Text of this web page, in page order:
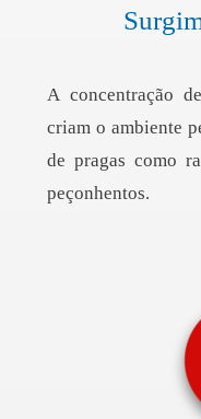
A concentração
criam o ambiente
de pragas como
peçonhentos.